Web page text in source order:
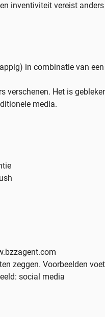
inventiviteit vereist
in combinatie van
verschenen. Het is
media.
zeggen. Voorbeelden
social media